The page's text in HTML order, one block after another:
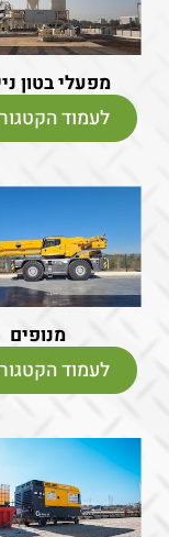
מפעלי בטון
לעמוד
מנופים
לעמוד